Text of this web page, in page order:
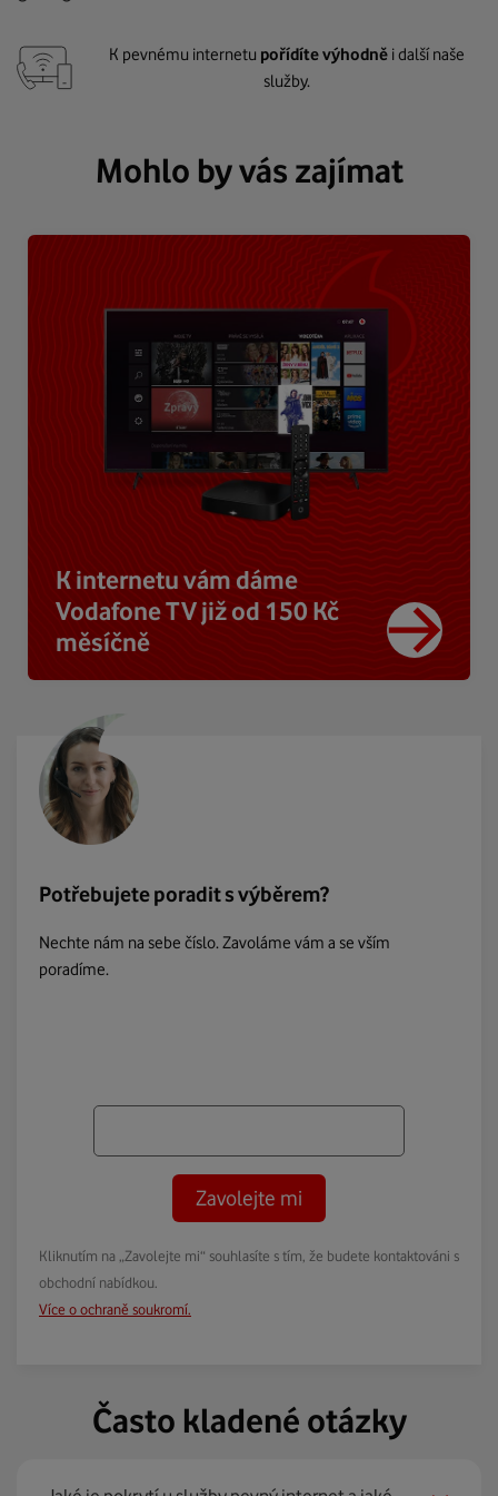
K pevnému internetu pořídíte výhodně i další naše
služby.
Mohlo by vás zajímat
K internetu vám dáme
Vodafone TV již od 150 Kč
měsíčně
Potřebujete poradit s výběrem?
Nechte nám na sebe číslo. Zavoláme vám a se vším
poradíme.
Zavolejte mi
Kliknutím na „Zavolejte mi“ souhlasíte s tím, že budete kontaktováni s
obchodní nabídkou.
Více o ochraně soukromí.
Často kladené otázky